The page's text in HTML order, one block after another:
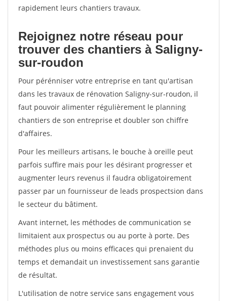
rapidement leurs chantiers travaux.
Rejoignez notre réseau pour
trouver des chantiers à Saligny-
sur-roudon
Pour pérénniser votre entreprise en tant qu'artisan
dans les travaux de rénovation Saligny-sur-roudon, il
faut pouvoir alimenter régulièrement le planning
chantiers de son entreprise et doubler son chiffre
d'affaires.
Pour les meilleurs artisans, le bouche à oreille peut
parfois suffire mais pour les désirant progresser et
augmenter leurs revenus il faudra obligatoirement
passer par un fournisseur de leads prospectsion dans
le secteur du bâtiment.
Avant internet, les méthodes de communication se
limitaient aux prospectus ou au porte à porte. Des
méthodes plus ou moins efficaces qui prenaient du
temps et demandait un investissement sans garantie
de résultat.
L'utilisation de notre service sans engagement vous